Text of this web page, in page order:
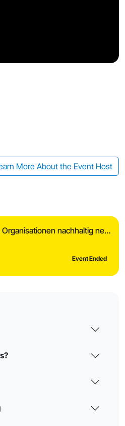
More About the Event Host
Mittelstand 2.0: Wie sich Organisationen nachhaltig neu erfinden!
Event Ended